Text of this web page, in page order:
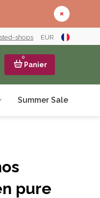
shops EUR
0
Panier
Summer Sale
pure